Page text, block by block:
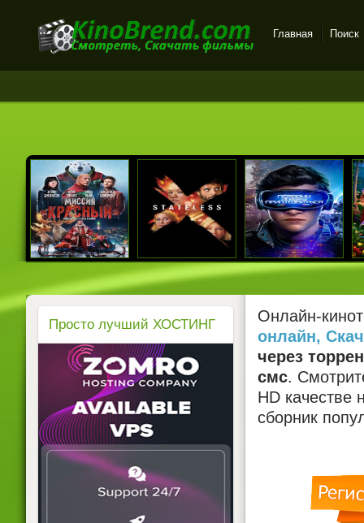
бесплатный просмотр
Главная Поиск
Онлайн-
онлайн,
через
смс.
HD качестве
сборник
Просто лучший ХОСТИНГ